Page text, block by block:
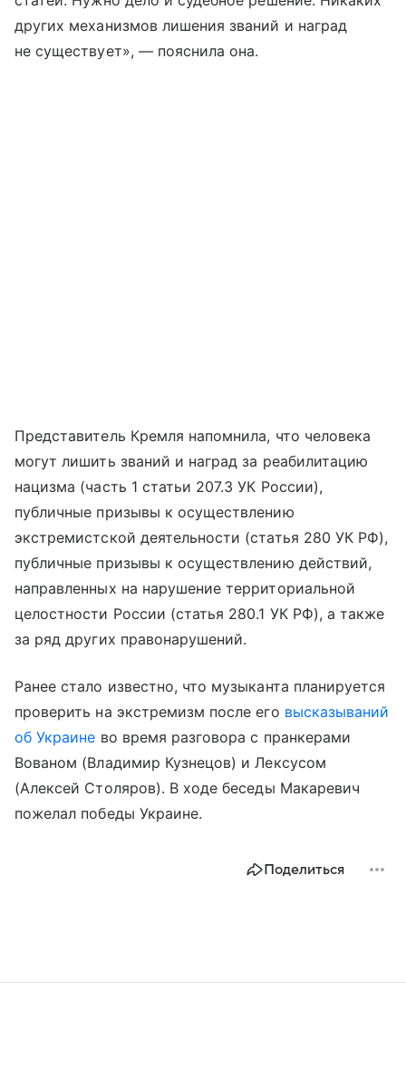
других механизмов лишения званий и наград
не существует», — пояснила она.
Представитель Кремля напомнила, что человека
могут лишить званий и наград за реабилитацию
нацизма (часть 1 статьи 207.3 УК России),
публичные призывы к осуществлению
экстремистской деятельности (статья 280 УК РФ),
публичные призывы к осуществлению действий,
направленных на нарушение территориальной
целостности России (статья 280.1 УК РФ), а также
за ряд других правонарушений.
Ранее стало известно, что музыканта планируется
проверить на экстремизм после его высказываний
об Украине во время разговора с пранкерами
Вованом (Владимир Кузнецов) и Лексусом
(Алексей Столяров). В ходе беседы Макаревич
пожелал победы Украине.
Поделиться